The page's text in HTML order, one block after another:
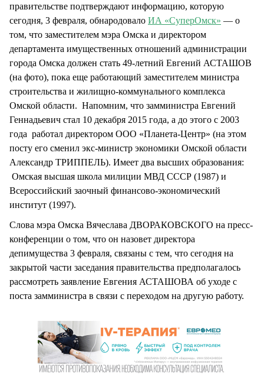
правительстве подтверждают информацию, которую
сегодня, 3 февраля, обнародовало ИА «СуперОмск» — о
том, что заместителем мэра Омска и директором
департамента имущественных отношений администрации
города Омска должен стать 49-летний Евгений АСТАШОВ
(на фото), пока еще работающий заместителем министра
строительства и жилищно-коммунального комплекса
Омской области. Напомним, что замминистра Евгений
Геннадьевич стал 10 декабря 2015 года, а до этого с 2003
года работал директором ООО «Планета-Центр» (на этом
посту его сменил экс-министр экономики Омской области
Александр ТРИППЕЛЬ). Имеет два высших образования:
Омская высшая школа милиции МВД СССР (1987) и
Всероссийский заочный финансово-экономический
институт (1997).
Слова мэра Омска Вячеслава ДВОРАКОВСКОГО на пресс-
конференции о том, что он назовет директора
депимущества 3 февраля, связаны с тем, что сегодня на
закрытой части заседания правительства предполагалось
рассмотреть заявление Евгения АСТАШОВА об уходе с
поста замминистра в связи с переходом на другую работу.